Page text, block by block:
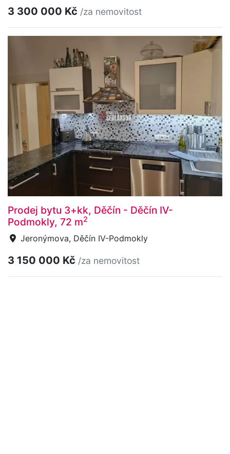
3 300 000 Kč /za nemovitost
Prodej bytu 3+kk, Děčín - Děčín IV-
Podmokly, 72 m2
Jeronýmova, Děčín IV-Podmokly
3 150 000 Kč /za nemovitost